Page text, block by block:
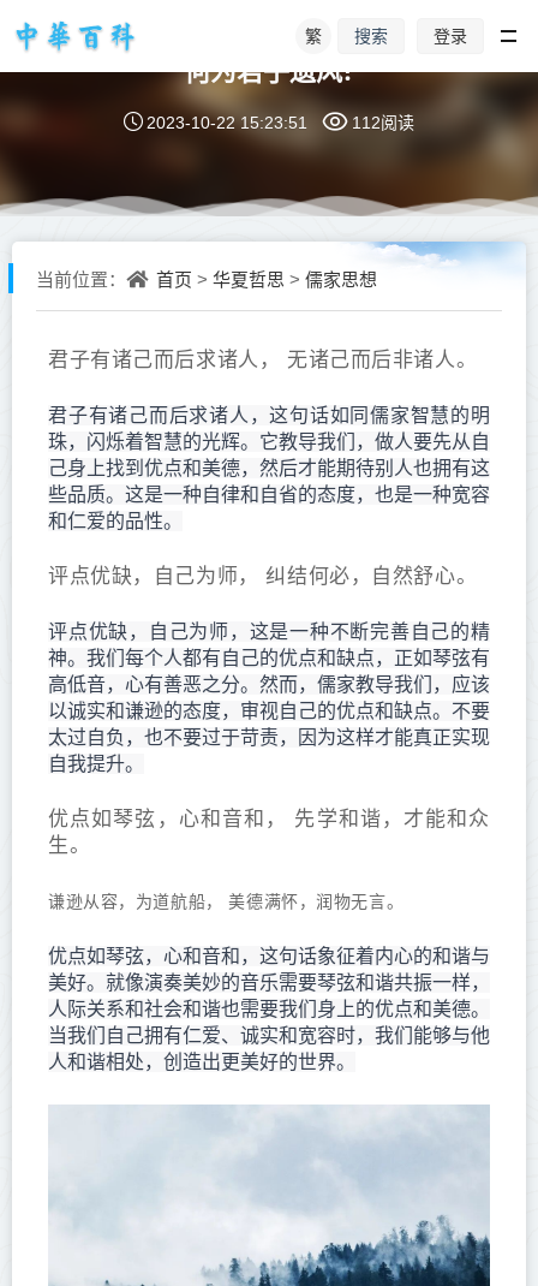
繁 搜索 登录
何为君子遗风?
2023-10-22 15:23:51 112阅读
当前位置： 首页 > 华夏哲思 > 儒家思想
君子有诸己而后求诸人， 无诸己而后非诸人。
君子有诸己而后求诸人，这句话如同儒家智慧的明
珠，闪烁着智慧的光辉。它教导我们，做人要先从自
己身上找到优点和美德，然后才能期待别人也拥有这
些品质。这是一种自律和自省的态度，也是一种宽容
和仁爱的品性。
评点优缺，自己为师， 纠结何必，自然舒心。
评点优缺，自己为师，这是一种不断完善自己的精
神。我们每个人都有自己的优点和缺点，正如琴弦有
高低音，心有善恶之分。然而，儒家教导我们，应该
以诚实和谦逊的态度，审视自己的优点和缺点。不要
太过自负，也不要过于苛责，因为这样才能真正实现
自我提升。
优点如琴弦，心和音和， 先学和谐，才能和众
生。
谦逊从容，为道航船， 美德满怀，润物无言。
优点如琴弦，心和音和，这句话象征着内心的和谐与
美好。就像演奏美妙的音乐需要琴弦和谐共振一样，
人际关系和社会和谐也需要我们身上的优点和美德。
当我们自己拥有仁爱、诚实和宽容时，我们能够与他
人和谐相处，创造出更美好的世界。